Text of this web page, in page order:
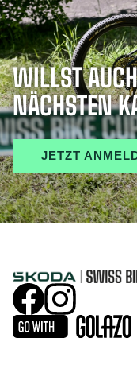
WILLST
NÄCHSTEN
JETZT